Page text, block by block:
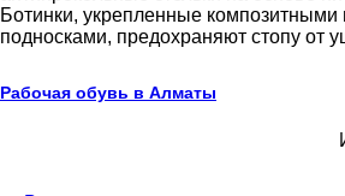
Ботинки, укрепленные композитными
подносками, предохраняют стопу от
Рабочая обувь в Алматы